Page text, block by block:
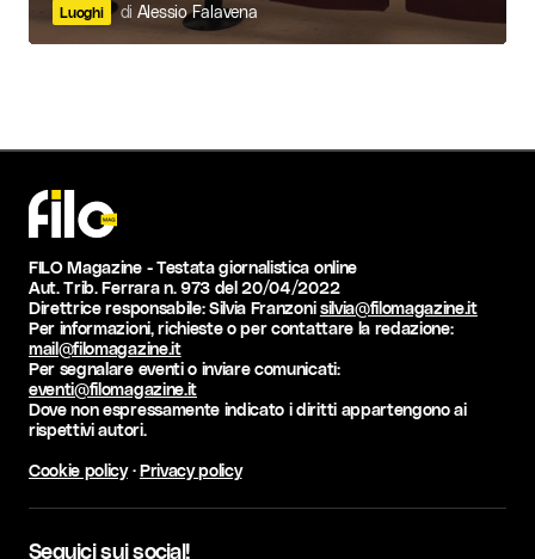
Luoghi di Alessio Falavena
FILO Magazine - Testata giornalistica online
Aut. Trib. Ferrara n. 973 del 20/04/2022
Direttrice responsabile: Silvia Franzonisilvia@filomagazine.it
Per informazioni, richieste o per contattare la redazione:
mail@filomagazine.it
Per segnalare eventi o inviare comunicati:
eventi@filomagazine.it
Dove non espressamente indicato i diritti appartengono ai
rispettivi autori.
Cookie policy·Privacy policy
Seguici sui social!